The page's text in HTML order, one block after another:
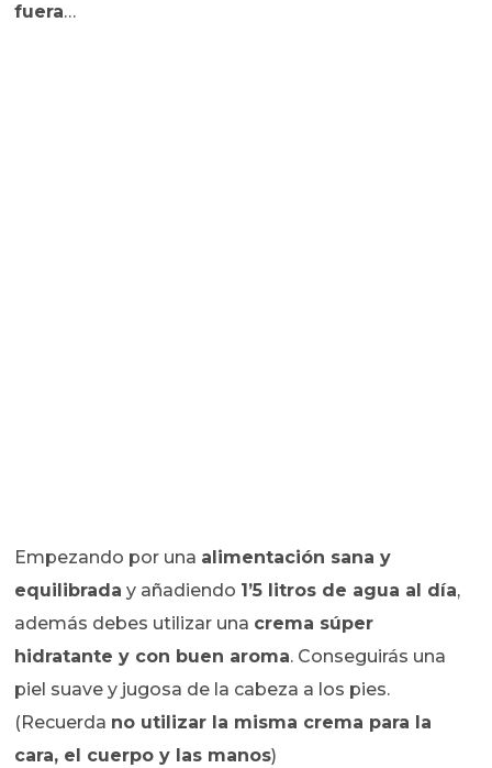
fuera…
Empezando por una alimentación sana y
equilibrada y añadiendo 1’5 litros de agua al día,
además debes utilizar una crema súper
hidratante y con buen aroma. Conseguirás una
piel suave y jugosa de la cabeza a los pies.
(Recuerda no utilizar la misma crema para la
cara, el cuerpo y las manos)